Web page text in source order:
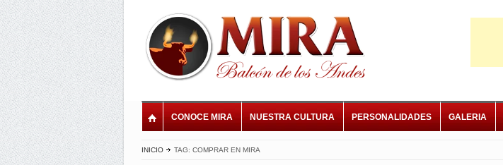
CONOCE MIRA NUESTRA CULTURA PERSONALIDADES GALERIA
INICIO TAG: COMPRAR EN MIRA